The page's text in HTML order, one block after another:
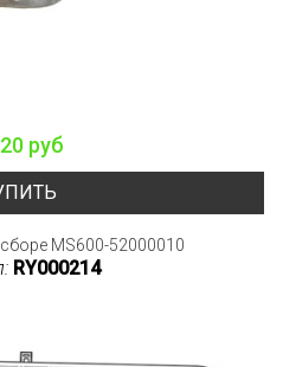
руб
MS600-52000010
RY000214